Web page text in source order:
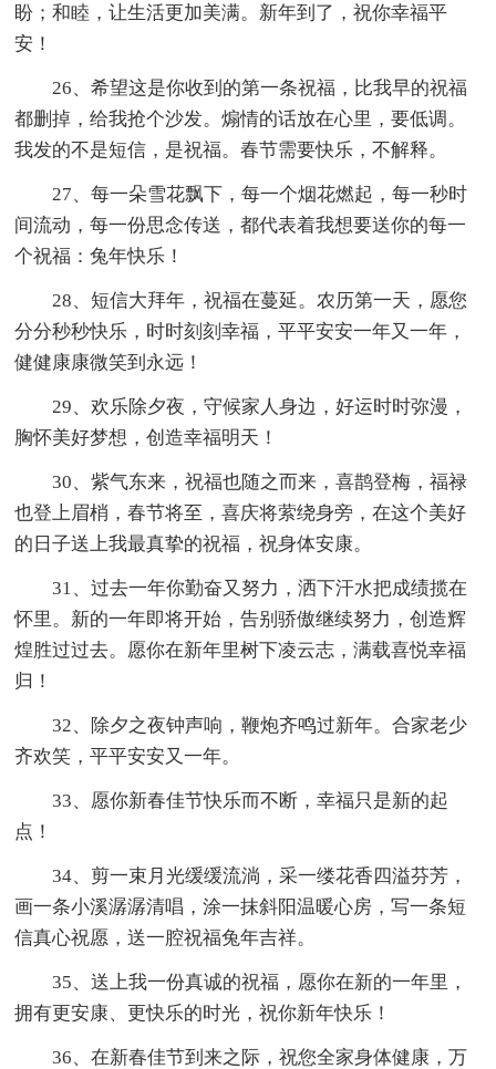
盼；和睦，让生活更加美满。新年到了，祝你幸福平
安！
26、希望这是你收到的第一条祝福，比我早的祝福
都删掉，给我抢个沙发。煽情的话放在心里，要低调。
我发的不是短信，是祝福。春节需要快乐，不解释。
27、每一朵雪花飘下，每一个烟花燃起，每一秒时
间流动，每一份思念传送，都代表着我想要送你的每一
个祝福：兔年快乐！
28、短信大拜年，祝福在蔓延。农历第一天，愿您
分分秒秒快乐，时时刻刻幸福，平平安安一年又一年，
健健康康微笑到永远！
29、欢乐除夕夜，守候家人身边，好运时时弥漫，
胸怀美好梦想，创造幸福明天！
30、紫气东来，祝福也随之而来，喜鹊登梅，福禄
也登上眉梢，春节将至，喜庆将萦绕身旁，在这个美好
的日子送上我最真挚的祝福，祝身体安康。
31、过去一年你勤奋又努力，洒下汗水把成绩揽在
怀里。新的一年即将开始，告别骄傲继续努力，创造辉
煌胜过过去。愿你在新年里树下凌云志，满载喜悦幸福
归！
32、除夕之夜钟声响，鞭炮齐鸣过新年。合家老少
齐欢笑，平平安安又一年。
33、愿你新春佳节快乐而不断，幸福只是新的起
点！
34、剪一束月光缓缓流淌，采一缕花香四溢芬芳，
画一条小溪潺潺清唱，涂一抹斜阳温暖心房，写一条短
信真心祝愿，送一腔祝福兔年吉祥。
35、送上我一份真诚的祝福，愿你在新的一年里，
拥有更安康、更快乐的时光，祝你新年快乐！
36、在新春佳节到来之际，祝您全家身体健康，万